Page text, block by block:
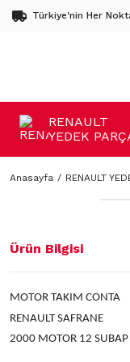
Türkiye'nin Her
RENAULT
YEDEK
Anasayfa RENAULT
Ürün Bilgisi
MOTOR TAKIM CONTA
RENAULT SAFRANE
2000 MOTOR 12 SUBAP